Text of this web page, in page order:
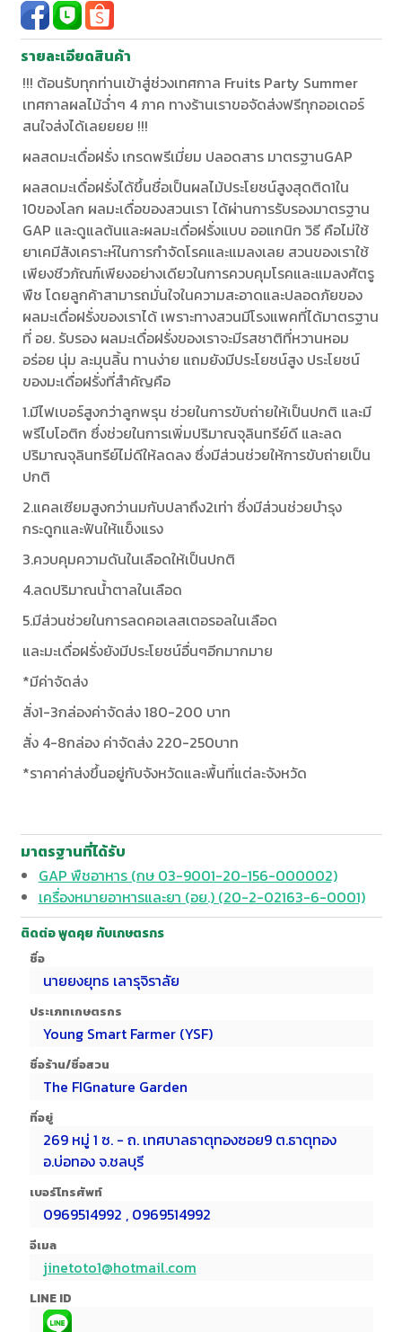
รายละเอียดสินค้า
!!! ต้อนรับทุกท่านเข้าสู่ช่วงเทศกาล Fruits Party Summer
เทศกาลผลไม้ฉ่ำๆ 4 ภาค ทางร้านเราขอจัดส่งฟรีทุกออเดอร์
สนใจส่งได้เลยยยย !!!
ผลสดมะเดื่อฝรั่ง เกรดพรีเมี่ยม ปลอดสาร มาตรฐานGAP
ผลสดมะเดื่อฝรั่งได้ขึ้นชื่อเป็นผลไม้ประโยชน์สูงสุดติด1ใน
10ของโลก ผลมะเดื่อของสวนเรา ได้ผ่านการรับรองมาตรฐาน
GAP และดูแลต้นและผลมะเดื่อฝรั่งแบบ ออแกนิก วิธี คือไม่ใช้
ยาเคมีสังเคราะห์ในการกำจัดโรคและแมลงเลย สวนของเราใช้
เพียงชีวภัณฑ์เพียงอย่างเดียวในการควบคุมโรคและแมลงศัตรู
พืช โดยลูกค้าสามารถมั่นใจในความสะอาดและปลอดภัยของ
ผลมะเดื่อฝรั่งของเราได้ เพราะทางสวนมีโรงแพคที่ได้มาตรฐาน
ที่ อย. รับรอง ผลมะเดื่อฝรั่งของเราจะมีรสชาติที่หวานหอม
อร่อย นุ่ม ละมุนลิ้น ทานง่าย แถมยังมีประโยชน์สูง ประโยชน์
ของมะเดื่อฝรั่งที่สำคัญคือ
1.มีไฟเบอร์สูงกว่าลูกพรุน ช่วยในการขับถ่ายให้เป็นปกติ และมี
พรีไบโอติก ซึ่งช่วยในการเพิ่มปริมาณจุลินทรีย์ดี และลด
ปริมาณจุลินทรีย์ไม่ดีให้ลดลง ซึ่งมีส่วนช่วยให้การขับถ่ายเป็น
ปกติ
2.แคลเซียมสูงกว่านมกับปลาถึง2เท่า ซึ่งมีส่วนช่วยบำรุง
กระดูกและฟันให้แข็งแรง
3.ควบคุมความดันในเลือดให้เป็นปกติ
4.ลดปริมาณน้ำตาลในเลือด
5.มีส่วนช่วยในการลดคอเลสเตอรอลในเลือด
และมะเดื่อฝรั่งยังมีประโยชน์อื่นๆอีกมากมาย
*มีค่าจัดส่ง
สั่ง1-3กล่องค่าจัดส่ง 180-200 บาท
สั่ง 4-8กล่อง ค่าจัดส่ง 220-250บาท
*ราคาค่าส่งขึ้นอยู่กับจังหวัดและพื้นที่แต่ละจังหวัด
มาตรฐานที่ได้รับ
GAP พืชอาหาร (กษ 03-9001-20-156-000002)
เครื่องหมายอาหารและยา (อย.) (20-2-02163-6-0001)
ติดต่อ พูดคุย กับเกษตรกร
ชื่อ
นายยงยุทธ เลารุจิราลัย
ประเภทเกษตรกร
Young Smart Farmer (YSF)
ชื่อร้าน/ชื่อสวน
The FIGnature Garden
ที่อยู่
269 หมู่ 1 ซ. - ถ. เทศบาลธาตุทองซอย9 ต.ธาตุทอง
อ.บ่อทอง จ.ชลบุรี
เบอร์โทรศัพท์
0969514992 , 0969514992
อีเมล
jinetoto1@hotmail.com
LINE ID